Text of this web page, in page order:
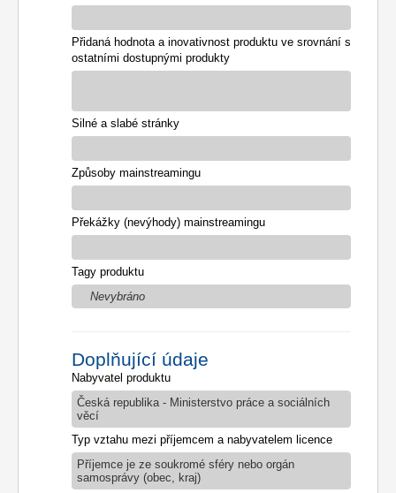
Přidaná hodnota a inovativnost produktu ve srovnání s
ostatními dostupnými produkty
Silné a slabé stránky
Způsoby mainstreamingu
Překážky (nevýhody) mainstreamingu
Tagy produktu
Nevybráno
Doplňující údaje
Nabyvatel produktu
Česká republika - Ministerstvo práce a sociálních
věcí
Typ vztahu mezi příjemcem a nabyvatelem licence
Příjemce je ze soukromé sféry nebo orgán
samosprávy (obec, kraj)